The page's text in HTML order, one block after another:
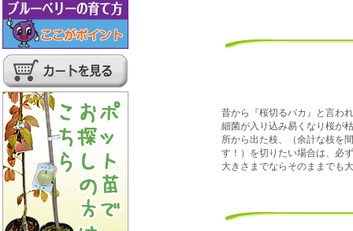
昔から『桜切るバカ』と言わ
細菌が入り込み易くなり桜が
所から出た枝、（余計な枝を
す！）を切りたい場合は、必
大きさまでならそのままでも